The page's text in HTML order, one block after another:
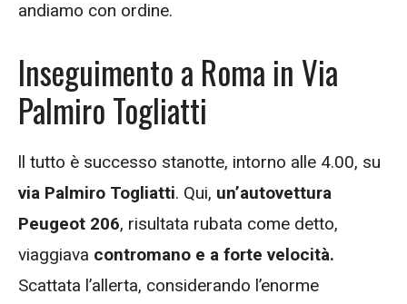
andiamo con ordine.
Inseguimento a Roma in Via
Palmiro Togliatti
ll tutto è successo stanotte, intorno alle 4.00, su
via Palmiro Togliatti. Qui, un’autovettura
Peugeot 206, risultata rubata come detto,
viaggiava contromano e a forte velocità.
Scattata l’allerta, considerando l’enorme